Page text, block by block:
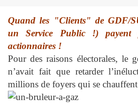
Quand les "Clients" de GDF/
un Service Public !)
actionnaires !
Pour des raisons électorales, le
n’avait fait que retarder
millions de foyers qui se